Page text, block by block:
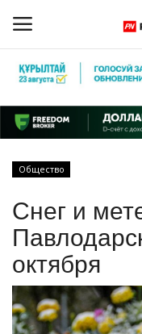
Главная
ПАВЛОДАРСКАЯ
КАЗАХСТАН
МИР
Общество
Снег и
октября